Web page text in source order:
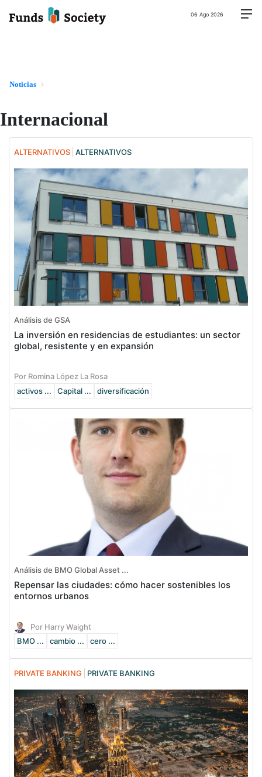
06 Ago 2026
Noticias
Internacional
ALTERNATIVOS ALTERNATIVOS
Análisis de GSA
La inversión en residencias de estudiantes: un sector
global, resistente y en expansión
Por Romina López La Rosa
activos ...
Capital ... diversificación
Análisis de BMO Global Asset ...
Repensar las ciudades: cómo hacer sostenibles los
entornos urbanos
Por Harry Waight
BMO ...
cambio ... cero ...
PRIVATE BANKING PRIVATE BANKING